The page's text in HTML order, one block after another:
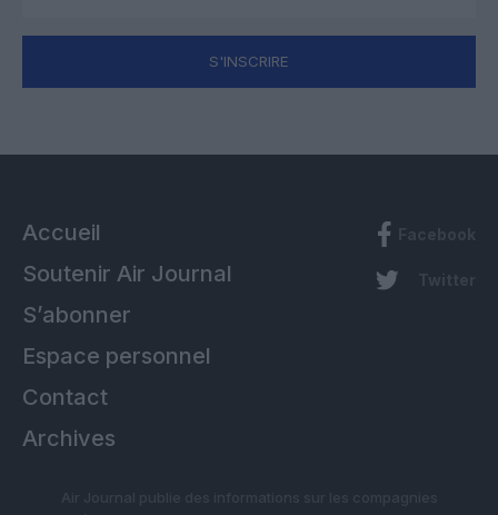
S'INSCRIRE
Accueil
Soutenir Air Journal
S’abonner
Espace personnel
Contact
Archives